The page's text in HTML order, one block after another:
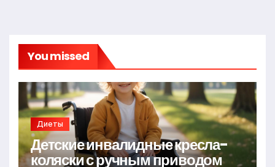
You missed
Диеты
Детские инвалидные кресла-
коляски с ручным приводом